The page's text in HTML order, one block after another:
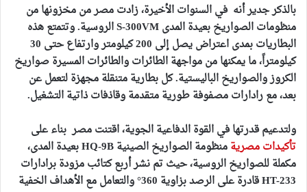
بالذكر جدير أنه في السنوات الأخيرة، زادت مصر من مخزونها من
منظومات الصواريخ بعيدة المدى S-300VM الروسية. وتتمتع هذه
البطاريات بمدى اعتراض يصل إلى 200 كيلومتر وارتفاع حتى 30
كيلومتراً، ما يمكنها من مواجهة الطائرات والطائرات المسيرة صواريخ
الكروز والصواريخ الباليستية. كل بطارية متنقلة مجهزة لتعمل عن
بعد، مع رادارات مصفوفة طورية متقدمة وقاذفات ذاتية التشغيل.
ولتدعيم قدرتها في القوة الدفاعية الجوية، اقتنت مصر بناء على
تأكيدات مصرية
منظومة الصواريخ الصينية HQ-9B بعيدة المدى،
مكملة للصواريخ الروسية، حيث تم نشر أربع كتائب مزودة برادارات
HT-233 قادرة على الرصد بزاوية 360° والتعامل مع الأهداف الخفية